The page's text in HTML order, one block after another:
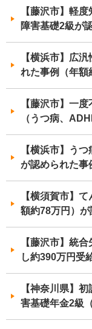
【藤沢市】軽
障害基礎2級が
【横浜市】広
れた事例（年額
【藤沢市】一
（うつ病、
【横浜市】う
が認められた事
【横須賀市】
額約78万円）が
【藤沢市】統
し約390万円受
【神奈川県】
害基礎年金2級